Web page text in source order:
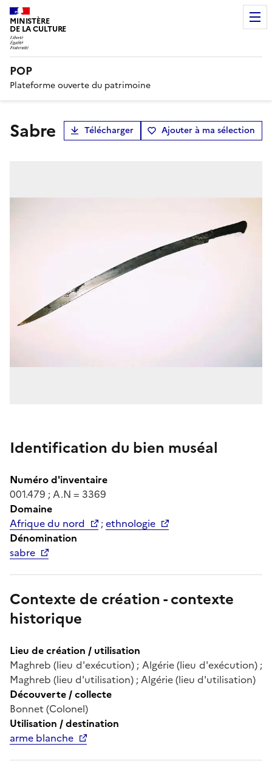
MINISTÈRE
DE LA CULTURE
POP
Plateforme ouverte du patrimoine
sabre Télécharger Ajouter à ma sélection
Identification du bien muséal
Numéro d'inventaire
001.479 ; A.N = 3369
Domaine
Afrique du nord
;ethnologie
Dénomination
sabre
Contexte de création - contexte
historique
Lieu de création / utilisation
Maghreb (lieu d'exécution) ; Algérie (lieu d'exécution) ;
Maghreb (lieu d'utilisation) ; Algérie (lieu d'utilisation)
Découverte / collecte
Bonnet (Colonel)
Utilisation / destination
arme blanche